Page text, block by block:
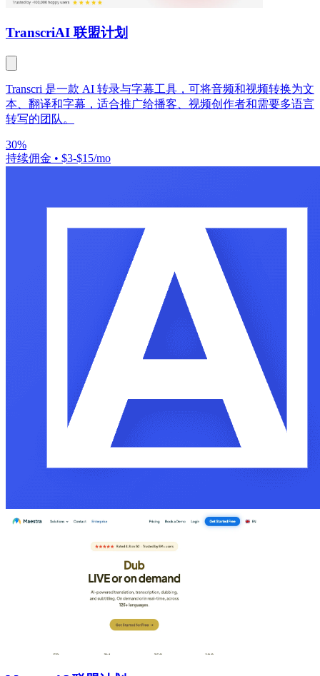
TranscriAI 联盟计划
Transcri 是一款 AI 转录与字幕工具，可将音频和视频转换为文
本、翻译和字幕，适合推广给播客、视频创作者和需要多语言
转写的团队。
30%
持续佣金 • $3-$15/mo